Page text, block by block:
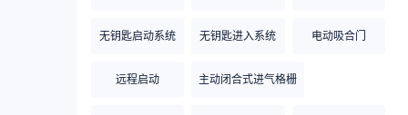
无钥匙启动系统 无钥匙进入系统 电动吸合门
远程启动 主动闭合式进气格栅